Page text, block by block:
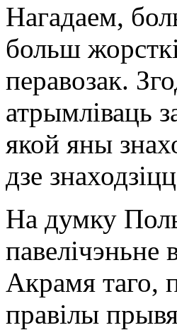
Нагадаем,
больш
перавозак.
атрымліваць
якой яны
дзе
На думку
павелічэньне
Акрамя таго,
правілы